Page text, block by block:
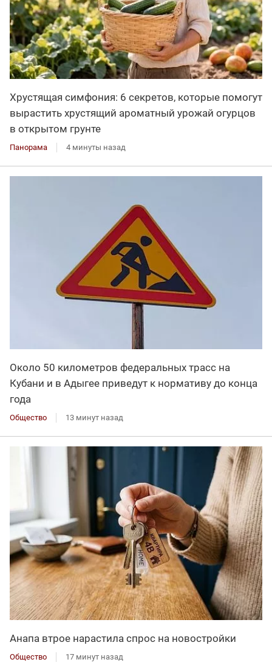
Хрустящая симфония: 6 секретов, которые помогут
вырастить хрустящий ароматный урожай огурцов
в открытом грунте
Панорама 4 минуты назад
Около 50 километров федеральных трасс на
Кубани и в Адыгее приведут к нормативу до конца
года
Общество 13 минут назад
Анапа втрое нарастила спрос на новостройки
Общество 17 минут назад